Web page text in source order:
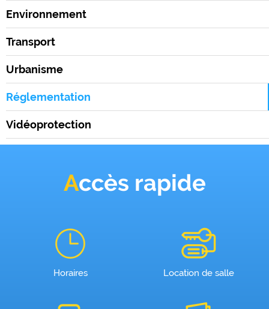
Environnement
Transport
Urbanisme
Réglementation
Vidéoprotection
Accès rapide
Horaires Location de salle